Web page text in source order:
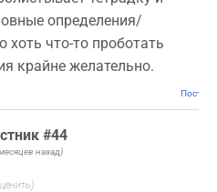
определения/
хоть что-то проботать
крайне желательно.
#44
назад)